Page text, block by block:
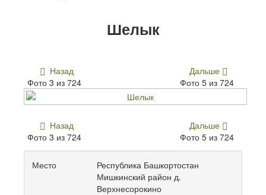
Шелык
Назад
Фото 3 из 724
Дальше
Фото 5 из 724
Назад
Фото 3 из 724
Дальше
Фото 5 из 724
Место
Республика Башкортостан
Мишкинский район д.
Верхнесорокино